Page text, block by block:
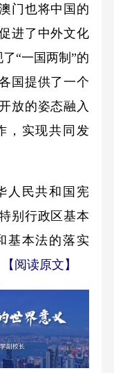
门也将中国的
进了中外文化
“一国两制”的
国提供了一个
放的姿态融入
，实现共同发
民共和国宪
别行政区基本
基本法的落实
【阅读原文】